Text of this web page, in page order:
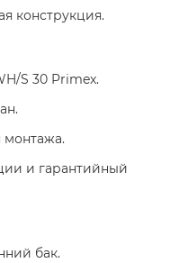
конструкция.​
S 30 Primex.
и гарантийный
бак.